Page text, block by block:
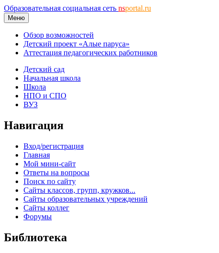
Образовательная социальная сеть nsportal.ru
Меню
Обзор возможностей
Детский проект «Алые паруса»
Аттестация педагогических работников
Детский сад
Начальная школа
Школа
НПО и СПО
ВУЗ
Навигация
Вход/регистрация
Главная
Мой мини-сайт
Ответы на вопросы
Поиск по сайту
Сайты классов, групп, кружков...
Сайты образовательных учреждений
Сайты коллег
Форумы
Библиотека